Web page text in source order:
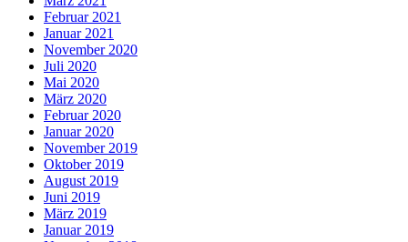
Februar 2021
Januar 2021
November 2020
Juli 2020
Mai 2020
März 2020
Februar 2020
Januar 2020
November 2019
Oktober 2019
August 2019
Juni 2019
März 2019
Januar 2019